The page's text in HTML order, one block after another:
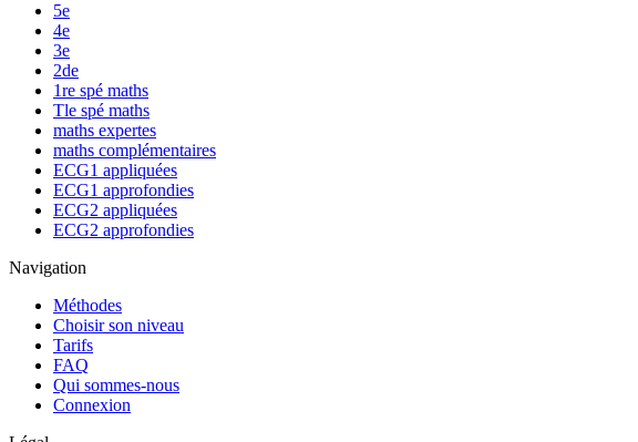
5e
4e
3e
2de
1re spé maths
Tle spé maths
maths expertes
maths complémentaires
ECG1 appliquées
ECG1 approfondies
ECG2 appliquées
ECG2 approfondies
Navigation
Méthodes
Choisir son niveau
Tarifs
FAQ
Qui sommes-nous
Connexion